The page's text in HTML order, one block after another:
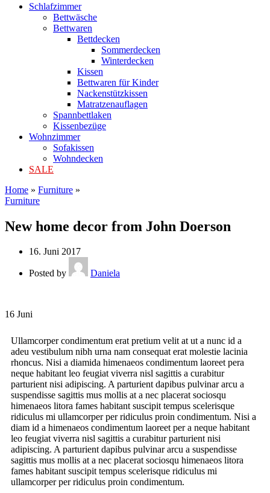
Schlafzimmer
Bettwäsche
Bettwaren
Bettdecken
Sommerdecken
Winterdecken
Kissen
Bettwaren für Kinder
Nackenstützkissen
Matratzenauflagen
Spannbettlaken
Kissenbezüge
Wohnzimmer
Sofakissen
Wohndecken
SALE
Home » Furniture »
Furniture
New home decor from John Doerson
16. Juni 2017
Posted by Daniela
16 Juni
Ullamcorper condimentum erat pretium velit at ut a nunc id a
adeu vestibulum nibh urna nam consequat erat molestie lacinia
rhoncus. Nisi a diamida himenaeos condimentum laoreet pera
neque habitant leo feugiat viverra nisl sagittis a curabitur
parturient nisi adipiscing. A parturient dapibus pulvinar arcu a
suspendisse sagittis mus mollis at a nec placerat sociosqu
himenaeos litora fames habitant suscipit tempus scelerisque
ridiculus mi ullamcorper per ridiculus proin condimentum. Nisi a
diam id a himenaeos condimentum laoreet per a neque habitant
leo feugiat viverra nisl sagittis a curabitur parturient nisi
adipiscing. A parturient dapibus pulvinar arcu a suspendisse
sagittis mus mollis at a nec placerat sociosqu himenaeos litora
fames habitant suscipit tempus scelerisque ridiculus mi
ullamcorper per ridiculus proin condimentum.